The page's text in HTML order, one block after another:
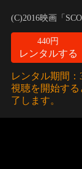
をきっかけに報道
ャンダル専門の
(C)2016映画「
440円
レンタルする
レンタル期間
視聴を開始する
了します。